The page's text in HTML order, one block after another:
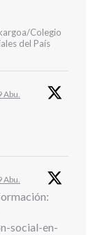
Colegio
del País
Abu.
Abu.
social-en-